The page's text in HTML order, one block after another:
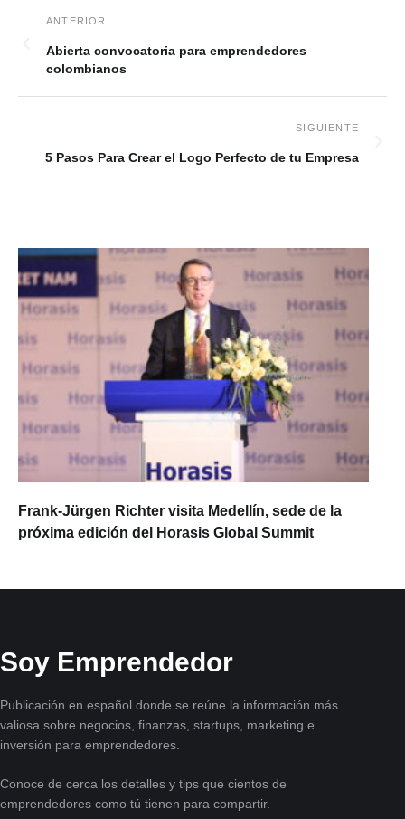
Abierta convocatoria para emprendedores
colombianos
5 Pasos Para Crear el Logo Perfecto de tu Empresa
Frank-Jürgen Richter visita Medellín, sede de la
próxima edición del Horasis Global Summit
Soy Emprendedor
Publicación en español donde se reúne la información más
valiosa sobre negocios, finanzas, startups, marketing e
inversión para emprendedores.
Conoce de cerca los detalles y tips que cientos de
emprendedores como tú tienen para compartir.